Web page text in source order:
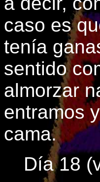
caso es
tenía
sentido
almorzar
entramos
cama.
Día 18